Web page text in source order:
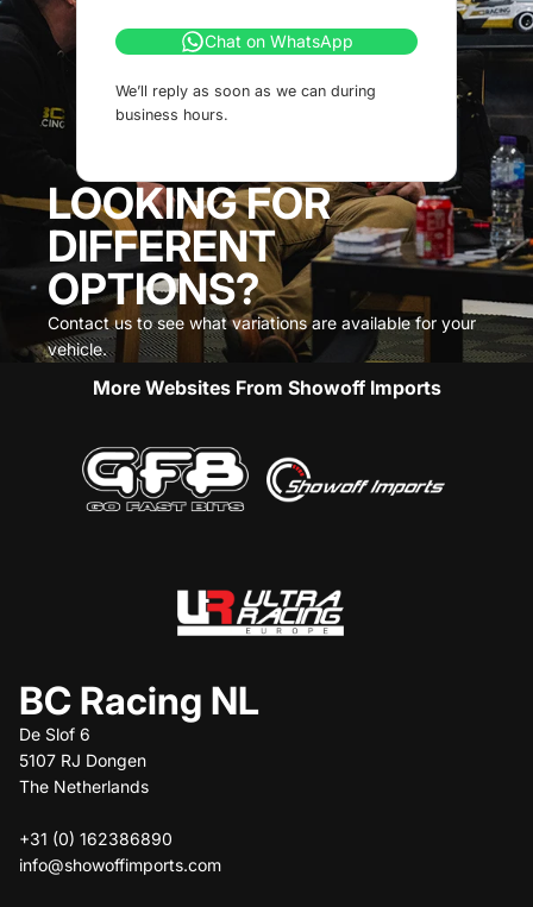
Chat on WhatsApp
We’ll reply as soon as we can during
business hours.
LOOKING FOR
DIFFERENT
OPTIONS?
Contact us to see what variations are available for your
vehicle.
More Websites From Showoff Imports
BC Racing NL
De Slof 6
5107 RJ Dongen
The Netherlands
+31 (0) 162386890
info@showoffimports.com